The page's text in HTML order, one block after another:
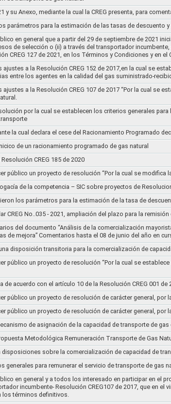
y su Anexo, mediante la cual la CREG presenta, para
parámetros para la estimación de las tasas de descuento
en general que a partir del 29 de septiembre de 2021
de selección o (ii) a través del transportador
CREG 127 de 2021, en los Términos y Condiciones y
ajustes a la Resolución CREG 152 de 2017,en la cual se
entre los agentes en la calidad del gas suministrado-
ajustes a la Resolución CREG 107 de 2017 “Por la cual se
por la cual se establecen los criterios generales
la cual declara el cese del Racionamiento Programado
de un racionamiento programado de gas natural
CREG 185 de 2020
público un proyecto de resolución “Por la cual se modifica
de la competencia – SIC sobre proyectos de
los parámetros para la estimación de la tasa de
CREG No..035 - 2021, ampliación del plazo para la
del documento “Análisis de la comercialización
de mejora” Comentarios hasta el 08 de junio del año en
disposición transitoria para la comercialización de
público un proyecto de resolución “Por la cual se
de acuerdo con el artículo 10 de la Resolución CREG 001 de
público un proyecto de resolución de carácter general, por
público un proyecto de resolución de carácter general, por
de asignación de la capacidad de transporte de
Metodológica Remuneración Transporte de Gas
sobre la comercialización de capacidad de
generales para remunerar el servicio de transporte de gas
en general y a todos los interesado en participar en el
incumbente- Resolución CREG107 de 2017, que en
los términos definitivos.